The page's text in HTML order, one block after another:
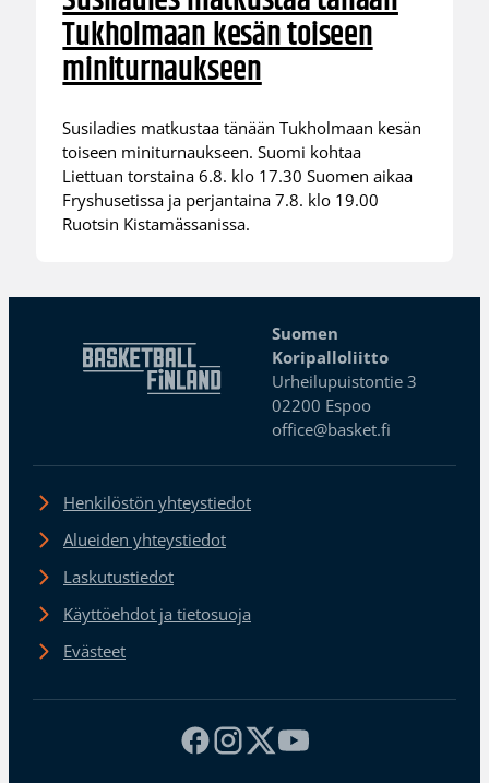
Tukholmaan kesän toiseen
miniturnaukseen
Susiladies matkustaa tänään Tukholmaan kesän
toiseen miniturnaukseen. Suomi kohtaa
Liettuan torstaina 6.8. klo 17.30 Suomen aikaa
Fryshusetissa ja perjantaina 7.8. klo 19.00
Ruotsin Kistamässanissa.
Suomen
Koripalloliitto
Urheilupuistontie 3
02200 Espoo
office@basket.fi
Henkilöstön yhteystiedot
Alueiden yhteystiedot
Laskutustiedot
Käyttöehdot ja tietosuoja
Evästeet